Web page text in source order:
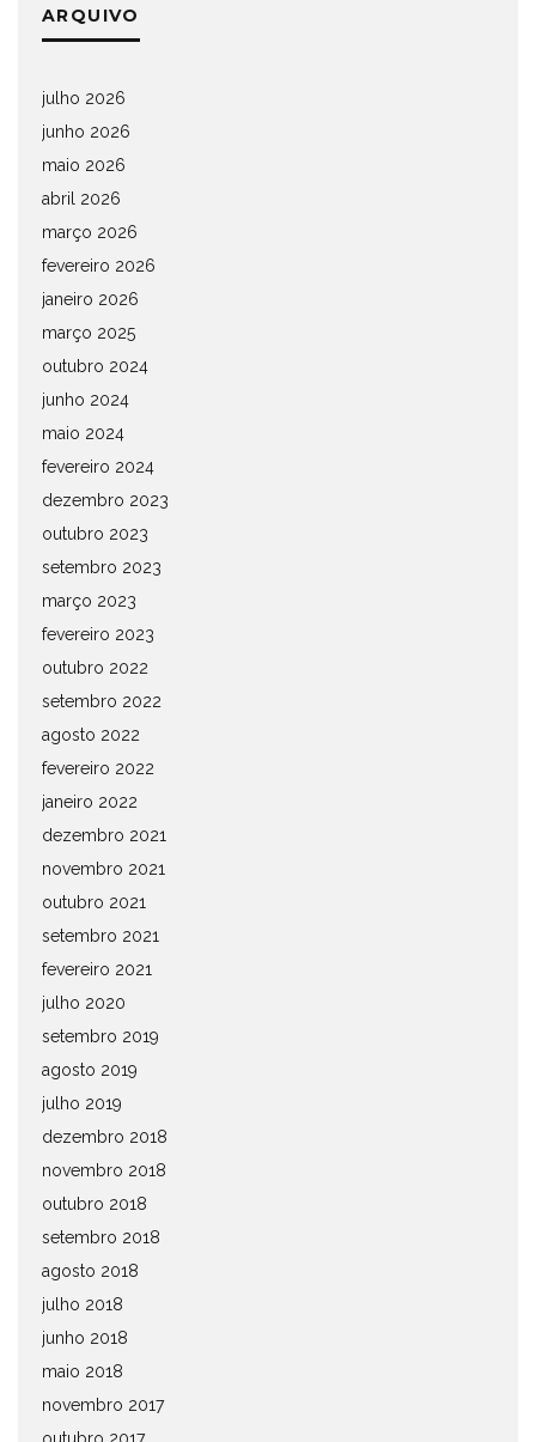
ARQUIVO
julho 2026
junho 2026
maio 2026
abril 2026
março 2026
fevereiro 2026
janeiro 2026
março 2025
outubro 2024
junho 2024
maio 2024
fevereiro 2024
dezembro 2023
outubro 2023
setembro 2023
março 2023
fevereiro 2023
outubro 2022
setembro 2022
agosto 2022
fevereiro 2022
janeiro 2022
dezembro 2021
novembro 2021
outubro 2021
setembro 2021
fevereiro 2021
julho 2020
setembro 2019
agosto 2019
julho 2019
dezembro 2018
novembro 2018
outubro 2018
setembro 2018
agosto 2018
julho 2018
junho 2018
maio 2018
novembro 2017